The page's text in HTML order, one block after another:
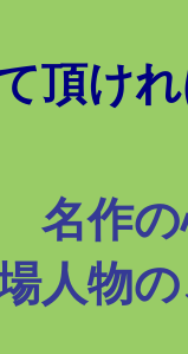
頂け
名作
人物